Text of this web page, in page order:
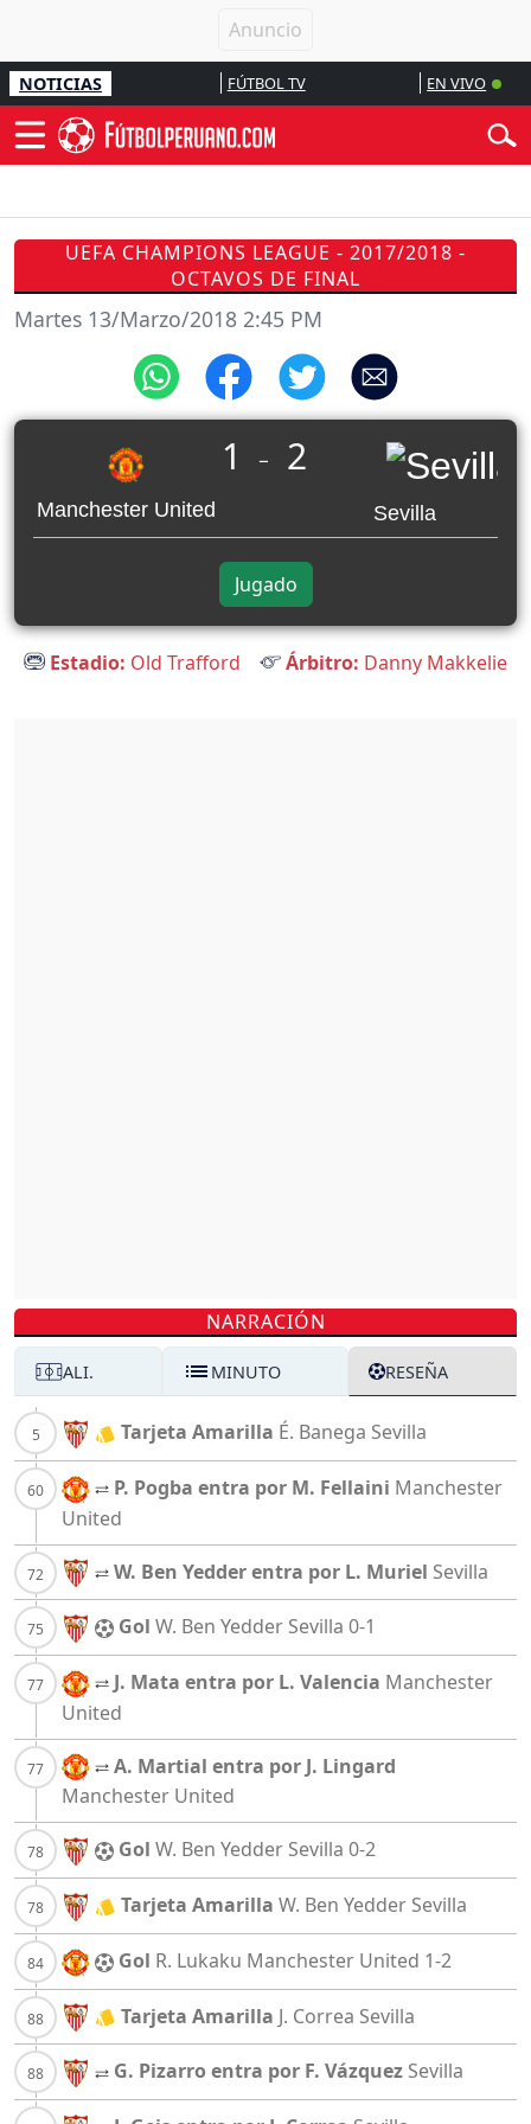
NOTICIAS FÚTBOL TV EN VIVO
UEFA CHAMPIONS LEAGUE - 2017/2018 -
OCTAVOS DE FINAL
Martes 13/Marzo/2018 2:45 PM
Manchester United
1 _ 2
Sevilla
Jugado
Estadio: Old Trafford Árbitro: Danny Makkelie
NARRACIÓN
ALI. MINUTO RESEÑA
Tarjeta Amarilla É. Banega Sevilla
P. Pogba entra por M. Fellaini Manchester
United
W. Ben Yedder entra por L. Muriel Sevilla
Gol W. Ben Yedder Sevilla 0-1
J. Mata entra por L. Valencia Manchester
United
A. Martial entra por J. Lingard
Manchester United
Gol W. Ben Yedder Sevilla 0-2
Tarjeta Amarilla W. Ben Yedder Sevilla
Gol R. Lukaku Manchester United 1-2
Tarjeta Amarilla J. Correa Sevilla
G. Pizarro entra por F. Vázquez Sevilla